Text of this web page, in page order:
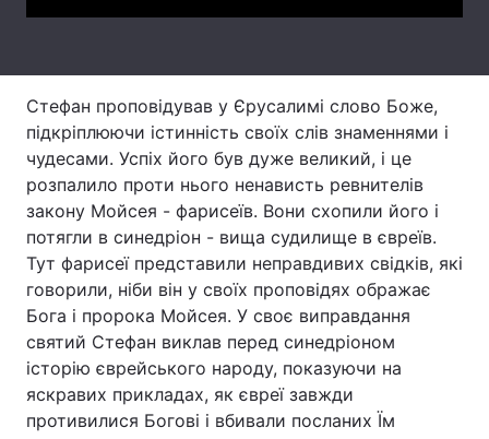
Контакти
Послуги
Тема оформлення
Стефан проповідував у Єрусалимі слово Боже,
підкріплюючи істинність своїх слів знаменнями і
чудесами. Успіх його був дуже великий, і це
розпалило проти нього ненависть ревнителів
закону Мойсея - фарисеїв. Вони схопили його і
потягли в синедріон - вища судилище в євреїв.
Тут фарисеї представили неправдивих свідків, які
говорили, ніби він у своїх проповідях ображає
Бога і пророка Мойсея. У своє виправдання
святий Стефан виклав перед синедріоном
історію єврейського народу, показуючи на
яскравих прикладах, як євреї завжди
противилися Богові і вбивали посланих Їм